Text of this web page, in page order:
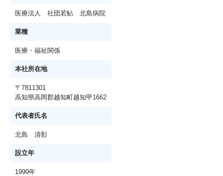
医療法人 社団若鮎 北島病院
業種
医療・福祉関係
本社所在地
〒7811301
高知県高岡郡越知町越知甲1662
代表者氏名
北島 清彰
設立年
1990年